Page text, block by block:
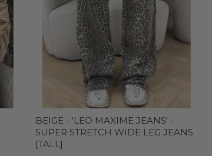
BEIGE - 'LEO MAXIME JEANS' -
SUPER STRETCH WIDE LEG JEANS
[TALL]